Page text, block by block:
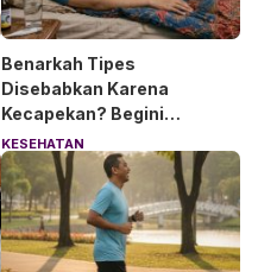
Benarkah Tipes
Disebabkan Karena
Kecapekan? Begini
Penjelasan Dokter RS Sari
Asih Bintaro
KESEHATAN